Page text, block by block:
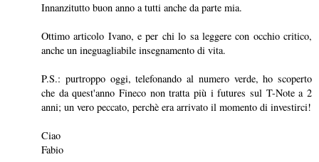
Innanzitutto buon anno a tutti anche da parte mia.
Ottimo articolo Ivano, e per chi lo sa leggere con occhio critico,
anche un ineguagliabile insegnamento di vita.
P.S.: purtroppo oggi, telefonando al numero verde, ho scoperto
che da quest'anno Fineco non tratta più i futures sul T-Note a 2
anni; un vero peccato, perchè era arrivato il momento di investirci!
Ciao
Fabio